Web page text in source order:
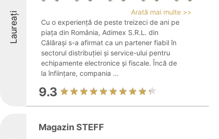
Laureați
Arată mai multe >>
Cu o experiență de peste treizeci de ani pe
piața din România, Adimex S.R.L. din
Călărași s-a afirmat ca un partener fiabil în
sectorul distribuției și service-ului pentru
echipamente electronice și fiscale. Încă de
la înființare, compania ...
9.3
Magazin STEFF